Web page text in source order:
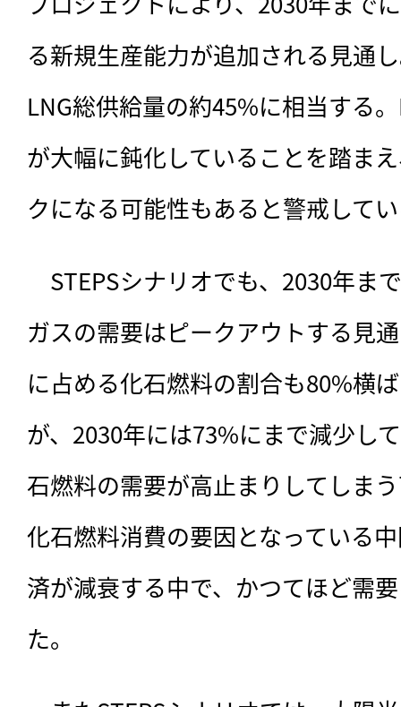
る新規生産能力が追加される見通
LNG総供給量の約45%に相当する
が大幅に鈍化していることを踏ま
クになる可能性もあると警戒して
STEPSシナリオでも、2030年ま
ガスの需要はピークアウトする見
に占める化石燃料の割合も80%横
が、2030年には73%にまで減少し
石燃料の需要が高止まりしてしま
化石燃料消費の要因となっている
済が減衰する中で、かつてほど需
た。